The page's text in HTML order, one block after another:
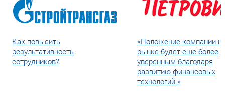
Как повысить
результативность
сотрудников?
«Положение компании
рынке будет еще более
уверенным благодаря
развитию финансовых
технологий.»